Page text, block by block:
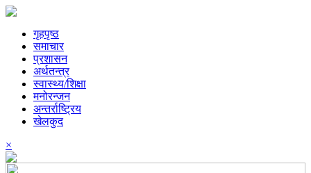
गृहपृष्ठ
समाचार
प्रशासन
अर्थतन्त्र
स्वास्थ्य/शिक्षा
मनोरन्जन
अन्तर्राष्ट्रिय
खेलकुद
×